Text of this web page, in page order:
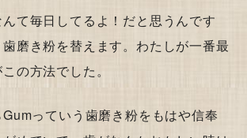
て毎日してるよ！だと思うんです
磨き粉を替えます。わたしが一番最
の方法でした。
っていう歯磨き粉をもはや信奉